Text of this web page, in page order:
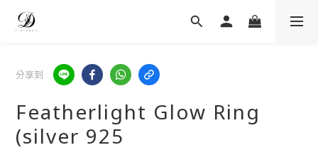
分享到
Featherlight Glow Ring
(silver 925